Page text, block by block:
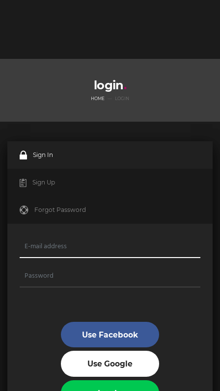
login
HOME LOGIN
Sign In
Sign Up
Forgot Password
Use Google
Use Facebook